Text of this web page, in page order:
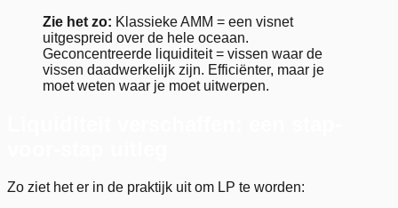
Zie het zo: Klassieke AMM = een visnet
uitgespreid over de hele oceaan.
Geconcentreerde liquiditeit = vissen waar de
vissen daadwerkelijk zijn. Efficiënter, maar je
moet weten waar je moet uitwerpen.
Zo ziet het er in de praktijk uit om LP te worden: